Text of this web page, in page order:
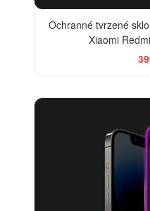
Ochranné tvrzené
Xiaomi